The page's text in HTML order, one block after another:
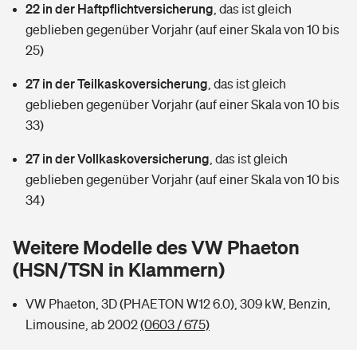
Wer versichert was: Jetzt Versicherer finden
Sie haben Fragen?
Mietkautionsversicherung
Restkreditversicherung
Zur Übersicht
Tools
Wer versichert was: Jetzt Versicherer finden
Sie haben Fragen?
Kinderinvalidität
Hundehalter-Haftpflicht
Handyversicherung
Musikinstrumentenversicherung
Tierkrankenversicherung
Zur Übersicht
Tools
Wer versichert was: Jetzt Versicherer finden
Sie haben Fragen?
Rentenrechner: Wie viel Geld bekomme ich im Alter?
22 in der Haftpflichtversicherung das ist gleich
geblieben gegenüber Vorjahr (auf einer Skala von 10 bis
25)
27 in der Teilkaskoversicherung das ist gleich
geblieben gegenüber Vorjahr (auf einer Skala von 10 bis
33)
27 in der Vollkaskoversicherung das ist gleich
geblieben gegenüber Vorjahr (auf einer Skala von 10 bis
34)
Weitere Modelle des VW Phaeton
(HSN/TSN in Klammern)
VW Phaeton, 3D (PHAETON W12 6.0), 309 kW, Benzin,
Limousine, ab 2002(0603 / 675)